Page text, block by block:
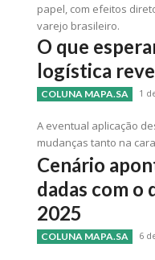
papel, com efeitos
varejo brasileiro.
O que
logística
COLUNA MAPA.SA 1
A eventual aplicação
mudanças tanto na
Cenário
dadas com o
2025
COLUNA MAPA.SA 6